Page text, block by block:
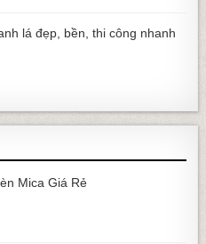
lá đẹp, bền, thi công nhanh
Mica Giá Rẻ